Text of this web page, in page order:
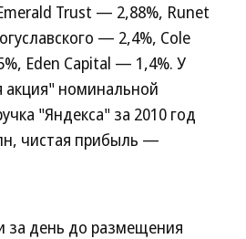
Trust — 2,88%, Runet
— 2,4%, Cole
Eden Capital — 1,4%. У
акция" номинальной
"Яндекса" за 2010 год
чистая прибыль —
за день до размещения